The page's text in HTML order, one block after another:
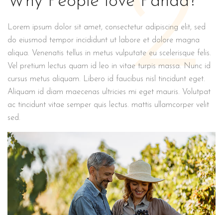
Lorem ipsum dolor sit amet, consectetur adipiscing elit, sed
do eiusmod tempor incididunt ut labore et dolore magna
aliqua. Venenatis tellus in metus vulputate eu scelerisque felis.
Vel pretium lectus quam id leo in vitae turpis massa. Nunc id
cursus metus aliquam. Libero id faucibus nisl tincidunt eget.
Aliquam id diam maecenas ultricies mi eget mauris. Volutpat
ac tincidunt vitae semper quis lectus. mattis ullamcorper velit
sed.